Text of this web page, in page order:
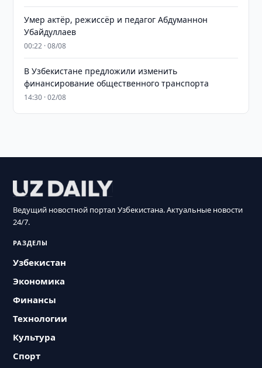
Умер актёр, режиссёр и педагог Абдуманнон
Убайдуллаев
00:22 · 08/08
В Узбекистане предложили изменить
финансирование общественного транспорта
14:30 · 02/08
Ведущий новостной портал Узбекистана. Актуальные новости
24/7.
РАЗДЕЛЫ
Узбекистан
Экономика
Финансы
Технологии
Культура
Спорт